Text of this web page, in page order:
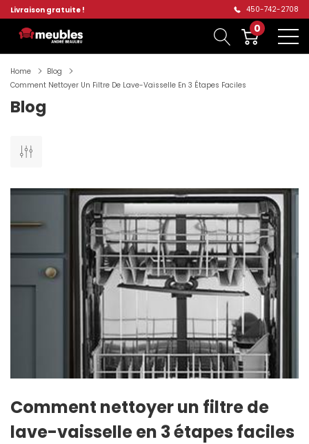
Livraison gratuite ! 450-742-2708
0
Home
Blog
Comment Nettoyer Un Filtre De Lave-Vaisselle En 3 Étapes Faciles
Blog
Comment nettoyer un filtre de
lave-vaisselle en 3 étapes faciles